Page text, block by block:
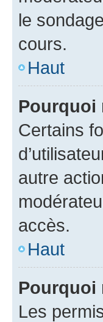
le
cours.
Haut
Pourquoi
Certains
autre
accès.
Haut
Pourquoi
Les